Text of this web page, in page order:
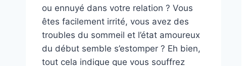
ou ennuyé dans votre relation ? Vous
êtes facilement irrité, vous avez des
troubles du sommeil et l’état amoureux
du début semble s’estomper ? Eh bien,
tout cela indique que vous souffrez